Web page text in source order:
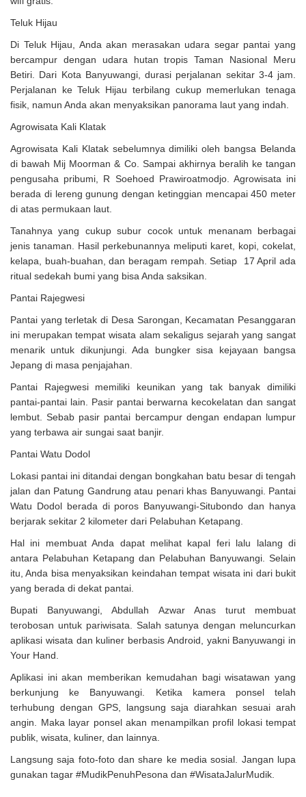
Teluk Hijau
Di Teluk Hijau, Anda akan merasakan udara segar pantai yang
bercampur dengan udara hutan tropis Taman Nasional Meru
Betiri. Dari Kota Banyuwangi, durasi perjalanan sekitar 3-4 jam.
Perjalanan ke Teluk Hijau terbilang cukup memerlukan tenaga
fisik, namun Anda akan menyaksikan panorama laut yang indah.
Agrowisata Kali Klatak
Agrowisata Kali Klatak sebelumnya dimiliki oleh bangsa Belanda
di bawah Mij Moorman & Co. Sampai akhirnya beralih ke tangan
pengusaha pribumi, R Soehoed Prawiroatmodjo. Agrowisata ini
berada di lereng gunung dengan ketinggian mencapai 450 meter
di atas permukaan laut.
Tanahnya yang cukup subur cocok untuk menanam berbagai
jenis tanaman. Hasil perkebunannya meliputi karet, kopi, cokelat,
kelapa, buah-buahan, dan beragam rempah. Setiap 17 April ada
ritual sedekah bumi yang bisa Anda saksikan.
Pantai Rajegwesi
Pantai yang terletak di Desa Sarongan, Kecamatan Pesanggaran
ini merupakan tempat wisata alam sekaligus sejarah yang sangat
menarik untuk dikunjungi. Ada bungker sisa kejayaan bangsa
Jepang di masa penjajahan.
Pantai Rajegwesi memiliki keunikan yang tak banyak dimiliki
pantai-pantai lain. Pasir pantai berwarna kecokelatan dan sangat
lembut. Sebab pasir pantai bercampur dengan endapan lumpur
yang terbawa air sungai saat banjir.
Pantai Watu Dodol
Lokasi pantai ini ditandai dengan bongkahan batu besar di tengah
jalan dan Patung Gandrung atau penari khas Banyuwangi. Pantai
Watu Dodol berada di poros Banyuwangi-Situbondo dan hanya
berjarak sekitar 2 kilometer dari Pelabuhan Ketapang.
Hal ini membuat Anda dapat melihat kapal feri lalu lalang di
antara Pelabuhan Ketapang dan Pelabuhan Banyuwangi. Selain
itu, Anda bisa menyaksikan keindahan tempat wisata ini dari bukit
yang berada di dekat pantai.
Bupati Banyuwangi, Abdullah Azwar Anas turut membuat
terobosan untuk pariwisata. Salah satunya dengan meluncurkan
aplikasi wisata dan kuliner berbasis Android, yakni Banyuwangi in
Your Hand.
Aplikasi ini akan memberikan kemudahan bagi wisatawan yang
berkunjung ke Banyuwangi. Ketika kamera ponsel telah
terhubung dengan GPS, langsung saja diarahkan sesuai arah
angin. Maka layar ponsel akan menampilkan profil lokasi tempat
publik, wisata, kuliner, dan lainnya.
Langsung saja foto-foto dan share ke media sosial. Jangan lupa
gunakan tagar #MudikPenuhPesona dan #WisataJalurMudik.